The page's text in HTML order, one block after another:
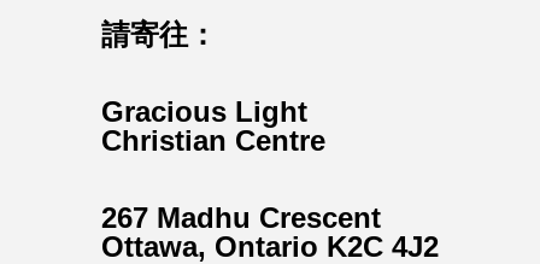
請寄往：
Gracious Light
Christian Centre
267 Madhu Crescent
Ottawa, Ontario K2C 4J2